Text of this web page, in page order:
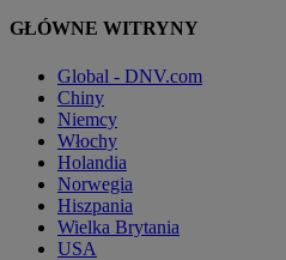
GŁÓWNE WITRYNY
Global - DNV.com
Chiny
Niemcy
Włochy
Holandia
Norwegia
Hiszpania
Wielka Brytania
USA